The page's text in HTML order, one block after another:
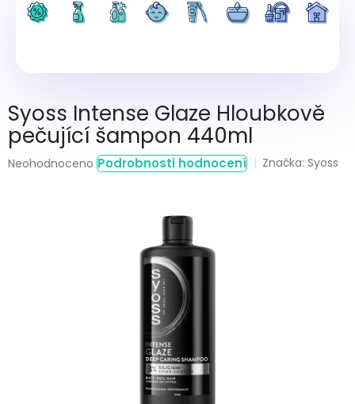
Syoss Intense Glaze Hloubkově
pečující šampon 440ml
Průměrné
Neohodnoceno Podrobnosti hodnocení Značka:Syoss